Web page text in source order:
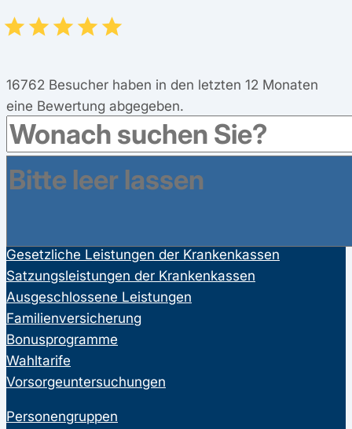
16762 Besucher haben in den letzten 12 Monaten
eine Bewertung abgegeben.
Gesetzliche Leistungen der Krankenkassen
Satzungsleistungen der Krankenkassen
Ausgeschlossene Leistungen
Familienversicherung
Bonusprogramme
Wahltarife
Vorsorgeuntersuchungen
Personengruppen